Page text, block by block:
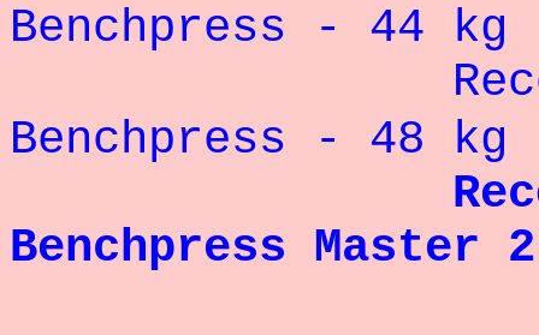
Benchpress - 44
Record
Benchpress - 48
Record
Benchpress